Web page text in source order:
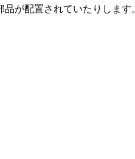
が配置されていたりします。